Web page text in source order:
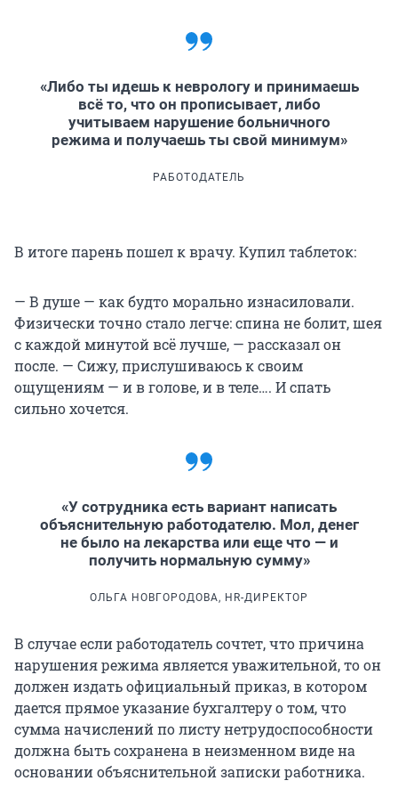
«Либо ты идешь к неврологу и принимаешь
всё то, что он прописывает, либо
учитываем нарушение больничного
режима и получаешь ты свой минимум»
РАБОТОДАТЕЛЬ
В итоге парень пошел к врачу. Купил таблеток:
— В душе — как будто морально изнасиловали.
Физически точно стало легче: спина не болит, шея
с каждой минутой всё лучше, — рассказал он
после. — Сижу, прислушиваюсь к своим
ощущениям — и в голове, и в теле…. И спать
сильно хочется.
«У сотрудника есть вариант написать
объяснительную работодателю. Мол, денег
не было на лекарства или еще что — и
получить нормальную сумму»
ОЛЬГА НОВГОРОДОВА, HR-ДИРЕКТОР
В случае если работодатель сочтет, что причина
нарушения режима является уважительной, то он
должен издать официальный приказ, в котором
дается прямое указание бухгалтеру о том, что
сумма начислений по листу нетрудоспособности
должна быть сохранена в неизменном виде на
основании объяснительной записки работника.